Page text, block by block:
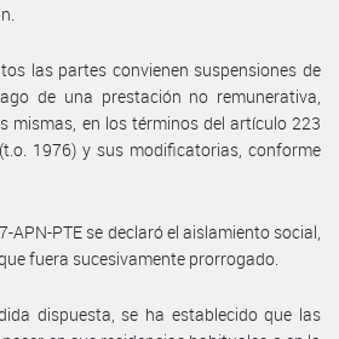
las partes convienen suspensiones de
de una prestación no remunerativa,
mismas, en los términos del artículo 223
1976) y sus modificatorias, conforme
APN-PTE se declaró el aislamiento social,
fuera sucesivamente prorrogado.
dispuesta, se ha establecido que las